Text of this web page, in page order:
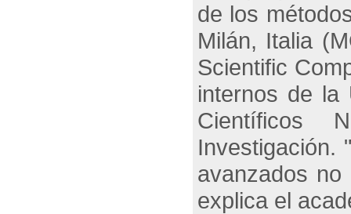
de los
Milán, Italia
Scientific
internos de la
Científicos
Investigación.
avanzados no
explica el